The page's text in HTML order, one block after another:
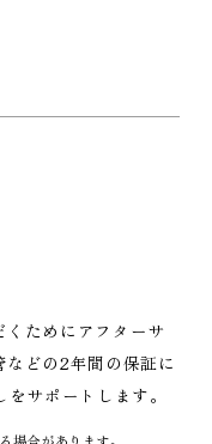
ためにアフターサ
どの2年間の保証に
サポートします。